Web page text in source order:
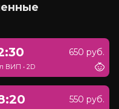
650 руб.
ВИП • 2D
550 руб.